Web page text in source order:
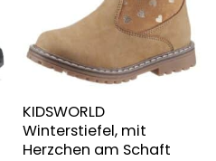
KIDSWORLD
Winterstiefel, mit
Herzchen am Schaft